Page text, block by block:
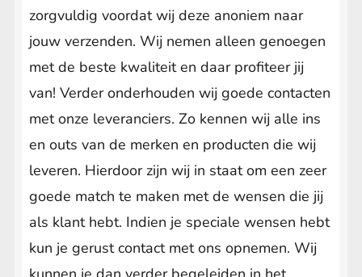
zorgvuldig voordat wij deze anoniem naar
jouw verzenden. Wij nemen alleen genoegen
met de beste kwaliteit en daar profiteer jij
van! Verder onderhouden wij goede contacten
met onze leveranciers. Zo kennen wij alle ins
en outs van de merken en producten die wij
leveren. Hierdoor zijn wij in staat om een zeer
goede match te maken met de wensen die jij
als klant hebt. Indien je speciale wensen hebt
kun je gerust contact met ons opnemen. Wij